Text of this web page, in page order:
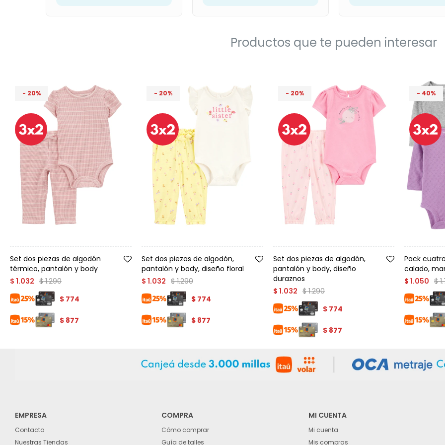
Productos que te pueden interesar
20
Set dos piezas de algodón
térmico, pantalón y body
$ 1.032 $ 1.290
$ 774
$ 877
20
Set dos piezas de algodón,
pantalón y body, diseño floral
$ 1.032 $ 1.290
$ 774
$ 877
20
Set dos piezas de algodón,
pantalón y body, diseño
duraznos
$ 1.032 $ 1.290
$ 774
$ 877
40
Pack
calado,
$ 1.050 $
EMPRESA
Contacto
Nuestras Tiendas
COMPRA
Cómo comprar
Guía de talles
MI CUENTA
Mi cuenta
Mis compras